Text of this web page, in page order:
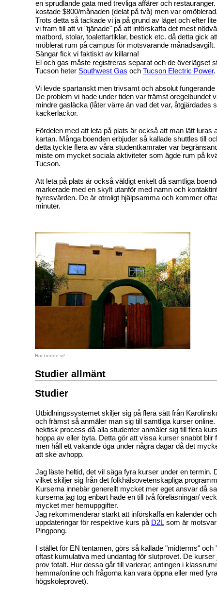
en sprudlande gata med trevliga affärer och
kostade $800/månaden (delat på två) men var
Trots detta så tackade vi ja på grund av läget och efter
vi fram till att vi "tjänade" på att införskaffa det mest
matbord, stolar, toalettartiklar, bestick etc. då detta gick
möblerat rum på campus för motsvarande månadsavgift.
Sängar fick vi faktiskt av killarna!
El och gas måste registreras separat och de överlägset
Tucson heter Southwest Gas och Tucson Electric Power.
Vi levde spartanskt men trivsamt och absolut
De problem vi hade under tiden var främst oregelbundet
mindre gasläcka (låter värre än vad det var, åtgjärdades
kackerlackor.
Fördelen med att leta på plats är också att man lätt luras
kartan. Många boenden erbjuder så kallade shuttles till
detta tyckte flera av våra studentkamrater var
miste om mycket sociala aktiviteter som ägde rum på
Tucson.
Att leta på plats är också väldigt enkelt då samtliga
markerade med en skylt utanför med namn och
hyresvärden. De är otroligt hjälpsamma och kommer
minuter.
Här bodde vi!
Studier allmänt
Studier
Utbidlningssystemet skiljer sig på flera sätt från
och främst så anmäler man sig till samtliga kurser online.
hektisk process då alla studenter anmäler sig till flera
hoppa av eller byta. Detta gör att vissa kurser snabbt blir
men håll ett vakande öga under några dagar då det
att ske avhopp.
Jag läste heltid, det vil säga fyra kurser under en termin.
vilket skiljer sig från det folkhälsovetenskapliga
Kurserna innebär generellt mycket mer eget ansvar då
kurserna jag tog enbart hade en till två föreläsningar/
mycket mer hemuppgifter.
Jag rekommenderar starkt att införskaffa en kalender
uppdateringar för respektive kurs på D2L som är
Pingpong.
I stället för EN tentamen, görs så kallade "midterms" och
oftast kumulativa med undantag för slutprovet. De kurser
prov totalt. Hur dessa går till varierar; antingen i
hemma/online och frågorna kan vara öppna eller med
högskoleprovet).